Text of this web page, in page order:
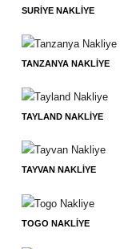
SURIYE NAKLIYE
TANZANYA NAKLIYE
TAYLAND NAKLIYE
TAYVAN NAKLIYE
TOGO NAKLIYE